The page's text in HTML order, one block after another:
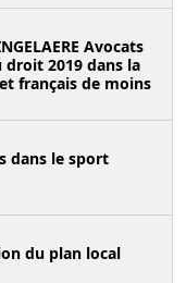
Avocats
2019 dans la
français de moins
dans le sport
du plan local